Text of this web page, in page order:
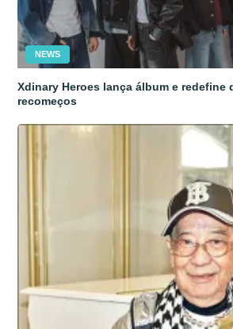
NEWS
Xdinary Heroes lança álbum e redefine
recomeços